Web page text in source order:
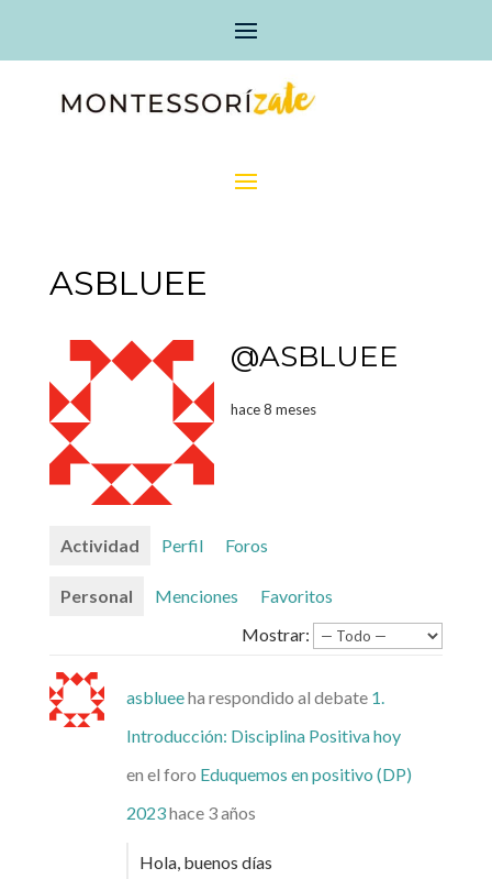
ASBLUEE
@ASBLUEE
hace 8 meses
Actividad Perfil Foros
Personal Menciones
Favoritos
Mostrar:
asblueeha respondido al debate 1.
Introducción: Disciplina Positiva hoy
en el foro Eduquemos en positivo (DP)
2023hace 3 años
Hola, buenos días